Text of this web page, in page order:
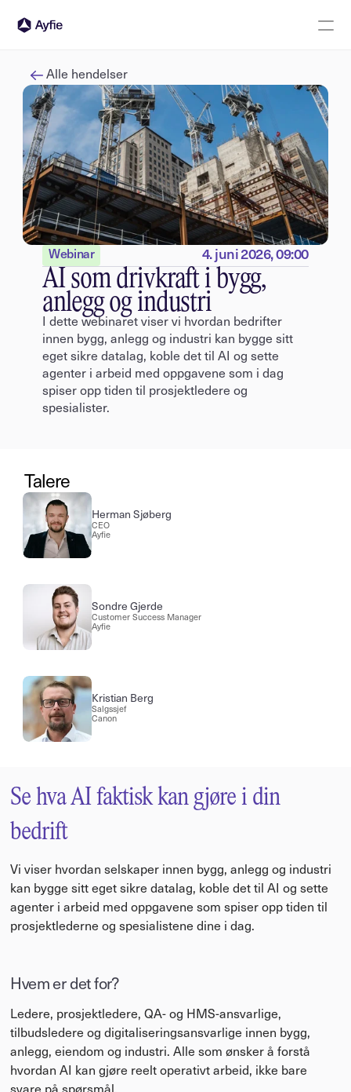
Alle hendelser
Webinar 4. juni 2026, 09:00
AI som drivkraft i bygg,
anlegg og industri
I dette webinaret viser vi hvordan bedrifter
innen bygg, anlegg og industri kan bygge sitt
eget sikre datalag, koble det til AI og sette
agenter i arbeid med oppgavene som i dag
spiser opp tiden til prosjektledere og
spesialister.
Talere
Herman Sjøberg
CEO
Ayfie
Sondre Gjerde
Customer Success Manager
Ayfie
Kristian Berg
Salgssjef
Canon
Se hva AI faktisk kan gjøre i din
bedrift
Vi viser hvordan selskaper innen bygg, anlegg og industri
kan bygge sitt eget sikre datalag, koble det til AI og sette
agenter i arbeid med oppgavene som spiser opp tiden til
prosjektlederne og spesialistene dine i dag.
Hvem er det for?
Ledere, prosjektledere, QA- og HMS-ansvarlige,
tilbudsledere og digitaliseringsansvarlige innen bygg,
anlegg, eiendom og industri. Alle som ønsker å forstå
hvordan AI kan gjøre reelt operativt arbeid, ikke bare